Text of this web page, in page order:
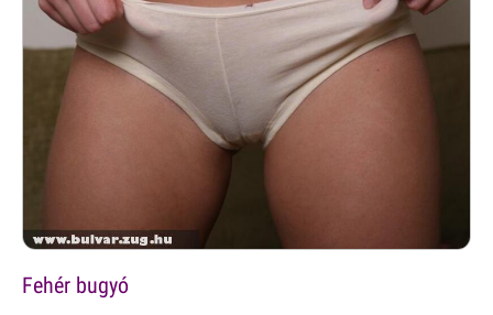
Fehér bugyó